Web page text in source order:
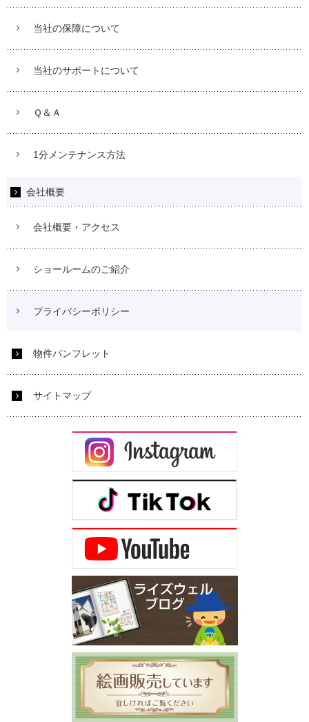
当社の保障について
当社のサポートについて
Ｑ＆Ａ
1分メンテナンス方法
会社概要
会社概要・アクセス
ショールームのご紹介
プライバシーポリシー
物件パンフレット
サイトマップ